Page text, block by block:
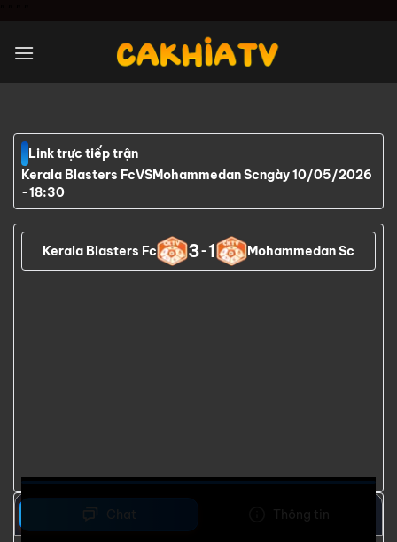
nội
Link trực tiếp trận
Kerala Blasters FcVSMohammedan Scngày 10/05/2026
-18:30
Kerala Blasters Fc 3-1 Mohammedan Sc
Chat Thông tin